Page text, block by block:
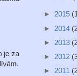
je za
► 2015
► 2014
► 2013
► 2012
► 2011